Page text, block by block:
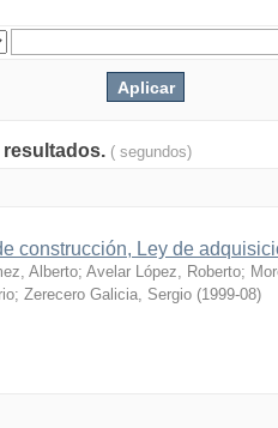
resultados. ( segundos)
construcción, Ley de
Alberto; Avelar López, Roberto;
; Zerecero Galicia, Sergio (1999-08)